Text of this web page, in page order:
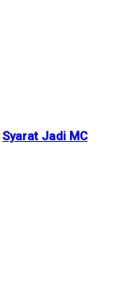
Syarat Jadi MC